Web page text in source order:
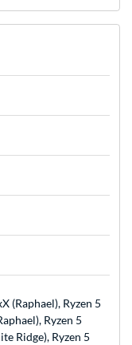
(Raphael), Ryzen 5
Ryzen 5
Ridge), Ryzen 5